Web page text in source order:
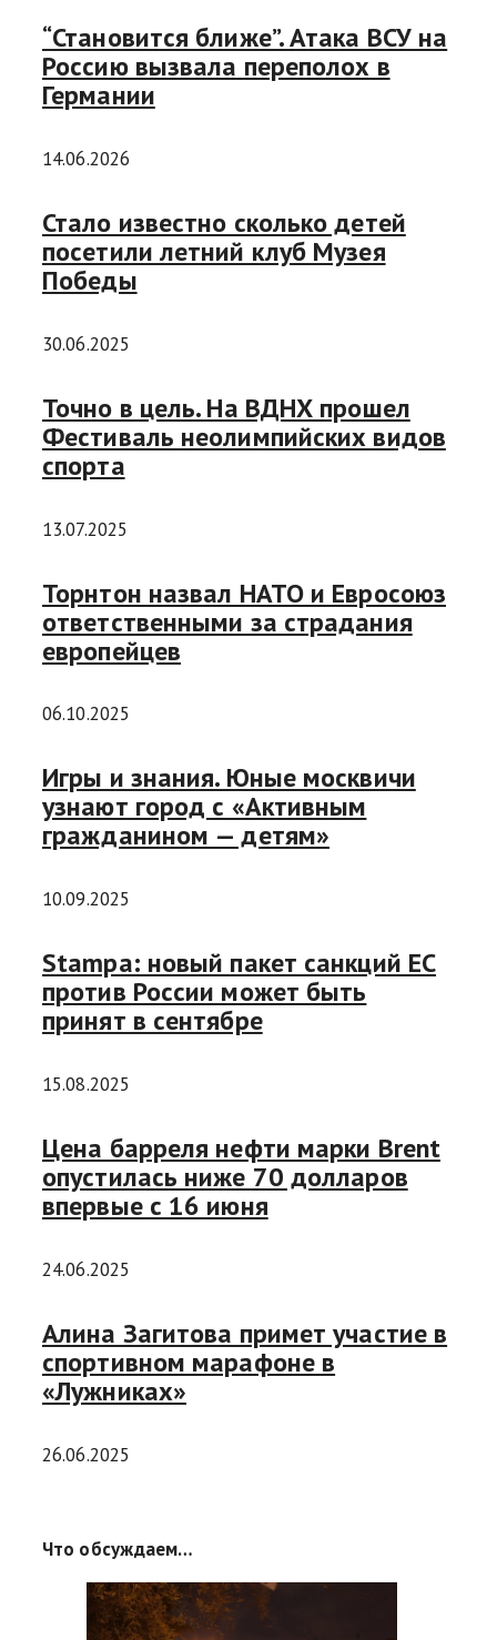
“Становится ближе”. Атака ВСУ на
Россию вызвала переполох в
Германии
14.06.2026
Стало известно сколько детей
посетили летний клуб Музея
Победы
30.06.2025
Точно в цель. На ВДНХ прошел
Фестиваль неолимпийских видов
спорта
13.07.2025
Торнтон назвал НАТО и Евросоюз
ответственными за страдания
европейцев
06.10.2025
Игры и знания. Юные москвичи
узнают город с «Активным
гражданином — детям»
10.09.2025
Stampa: новый пакет санкций ЕС
против России может быть
принят в сентябре
15.08.2025
Цена барреля нефти марки Brent
опустилась ниже 70 долларов
впервые с 16 июня
24.06.2025
Алина Загитова примет участие в
спортивном марафоне в
«Лужниках»
26.06.2025
Что обсуждаем…